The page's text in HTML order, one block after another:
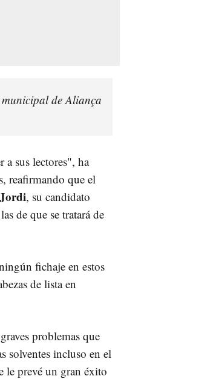
de Aliança
a sus lectores", ha
reafirmando que el
, su candidato
de que se tratará de
fichaje en estos
de lista en
problemas que
solventes incluso en el
le prevé un gran éxito